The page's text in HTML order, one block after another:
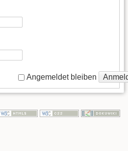
Angemeldet bleiben